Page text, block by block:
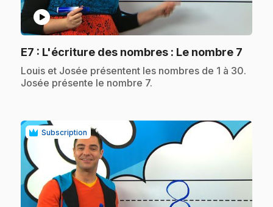
play_circle
E7 : L'écriture des nombres : Le nombre 7
.Louis et Josée présentent les nombres de 1 à 30.
Josée présente le nombre 7.
Subscription